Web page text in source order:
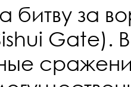
битву за
Gate).